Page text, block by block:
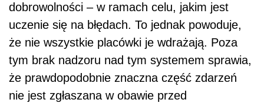
dobrowolności – w ramach celu, jakim jest
uczenie się na błędach. To jednak powoduje,
że nie wszystkie placówki je wdrażają. Poza
tym brak nadzoru nad tym systemem sprawia,
że prawdopodobnie znaczna część zdarzeń
nie jest zgłaszana w obawie przed